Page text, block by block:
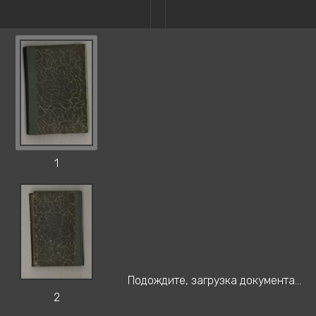
1
2
Подождите, загрузка документа...